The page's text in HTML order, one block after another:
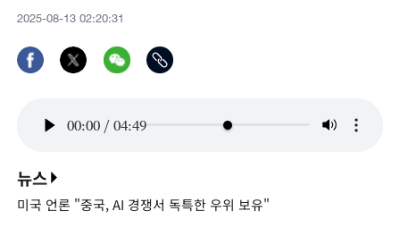
2025-08-13 02:20:31
00:00 / 04:49
뉴스
미국 언론 "중국, AI 경쟁서 독특한 우위 보유"